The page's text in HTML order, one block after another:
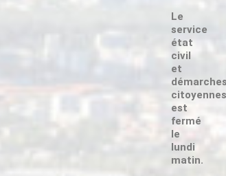
Le
service
état
civil
et
démarches
citoyennes
est
fermé
le
lundi
matin.